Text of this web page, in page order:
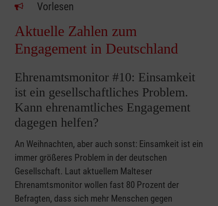
Vorlesen
Aktuelle Zahlen zum
Engagement in Deutschland
Ehrenamtsmonitor #10: Einsamkeit
ist ein gesellschaftliches Problem.
Kann ehrenamtliches Engagement
dagegen helfen?
An Weihnachten, aber auch sonst: Einsamkeit ist ein
immer größeres Problem in der deutschen
Gesellschaft. Laut aktuellem Malteser
Ehrenamtsmonitor wollen fast 80 Prozent der
Befragten, dass sich mehr Menschen gegen